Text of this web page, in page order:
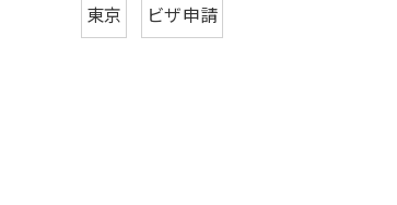
東京 ビザ申請